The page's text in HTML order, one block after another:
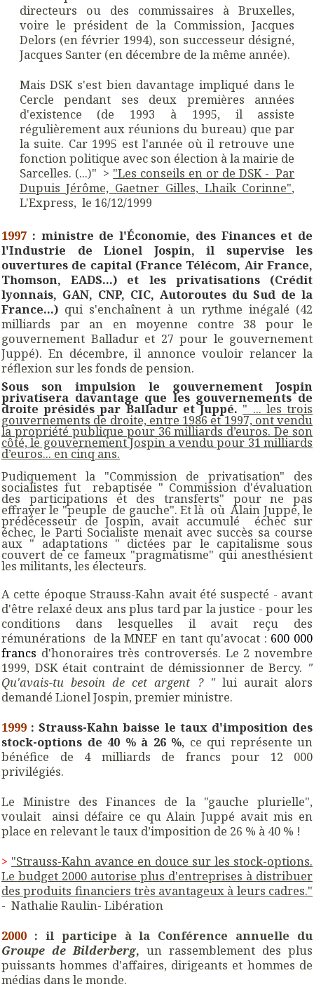
directeurs ou des commissaires à Bruxelles,
voire le président de la Commission, Jacques
Delors (en février 1994), son successeur désigné,
Jacques Santer (en décembre de la même année).
Mais DSK s'est bien davantage impliqué dans le
Cercle pendant ses deux premières années
d'existence (de 1993 à 1995, il assiste
régulièrement aux réunions du bureau) que par
la suite. Car 1995 est l'année où il retrouve une
fonction politique avec son élection à la mairie de
Sarcelles. (...)" > "Les conseils en or de DSK - Par
Dupuis Jérôme, Gaetner Gilles, Lhaik Corinne",
L'Express, le 16/12/1999
1997 : ministre de l'Économie, des Finances et de
l'Industrie de Lionel Jospin, il supervise les
ouvertures de capital (France Télécom, Air France,
Thomson, EADS...) et les privatisations (Crédit
lyonnais, GAN, CNP, CIC, Autoroutes du Sud de la
France...) qui s'enchaînent à un rythme inégalé (42
milliards par an en moyenne contre 38 pour le
gouvernement Balladur et 27 pour le gouvernement
Juppé). En décembre, il annonce vouloir relancer la
réflexion sur les fonds de pension.
Sous son impulsion le gouvernement Jospin
privatisera davantage que les gouvernements de
droite présidés par Balladur et Juppé. " ... les trois
gouvernements de droite, entre 1986 et 1997, ont vendu
la propriété publique pour 36 milliards d’euros. De son
côté, le gouvernement Jospin a vendu pour 31 milliards
d’euros... en cinq ans.
Pudiquement la "Commission de privatisation" des
socialistes fut rebaptisée " Commission d'évaluation
des participations et des transferts" pour ne pas
effrayer le "peuple de gauche". Et là où Alain Juppé, le
prédécesseur de Jospin, avait accumulé échec sur
échec, le Parti Socialiste menait avec succès sa course
aux " adaptations " dictées par le capitalisme sous
couvert de ce fameux "pragmatisme" qui anesthésient
les militants, les électeurs.
A cette époque Strauss-Kahn avait été suspecté - avant
d'être relaxé deux ans plus tard par la justice - pour les
conditions dans lesquelles il avait reçu des
rémunérations de la MNEF en tant qu'avocat : 600 000
francs d'honoraires très controversés. Le 2 novembre
1999, DSK était contraint de démissionner de Bercy. "
Qu'avais-tu besoin de cet argent ? "lui aurait alors
demandé Lionel Jospin, premier ministre.
1999 : Strauss-Kahn baisse le taux d'imposition des
stock-options de 40 % à 26 %, ce qui représente un
bénéfice de 4 milliards de francs pour 12 000
privilégiés.
Le Ministre des Finances de la "gauche plurielle",
voulait ainsi défaire ce qu Alain Juppé avait mis en
place en relevant le taux d’imposition de 26 % à 40 % !
> "Strauss-Kahn avance en douce sur les stock-options.
Le budget 2000 autorise plus d'entreprises à distribuer
des produits financiers très avantageux à leurs cadres."
- Nathalie Raulin- Libération
2000 : il participe à la Conférence annuelle du
Groupe de Bilderberg, un rassemblement des plus
puissants hommes d'affaires, dirigeants et hommes de
médias dans le monde.